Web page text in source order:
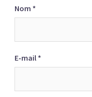
Nom *
E-mail *